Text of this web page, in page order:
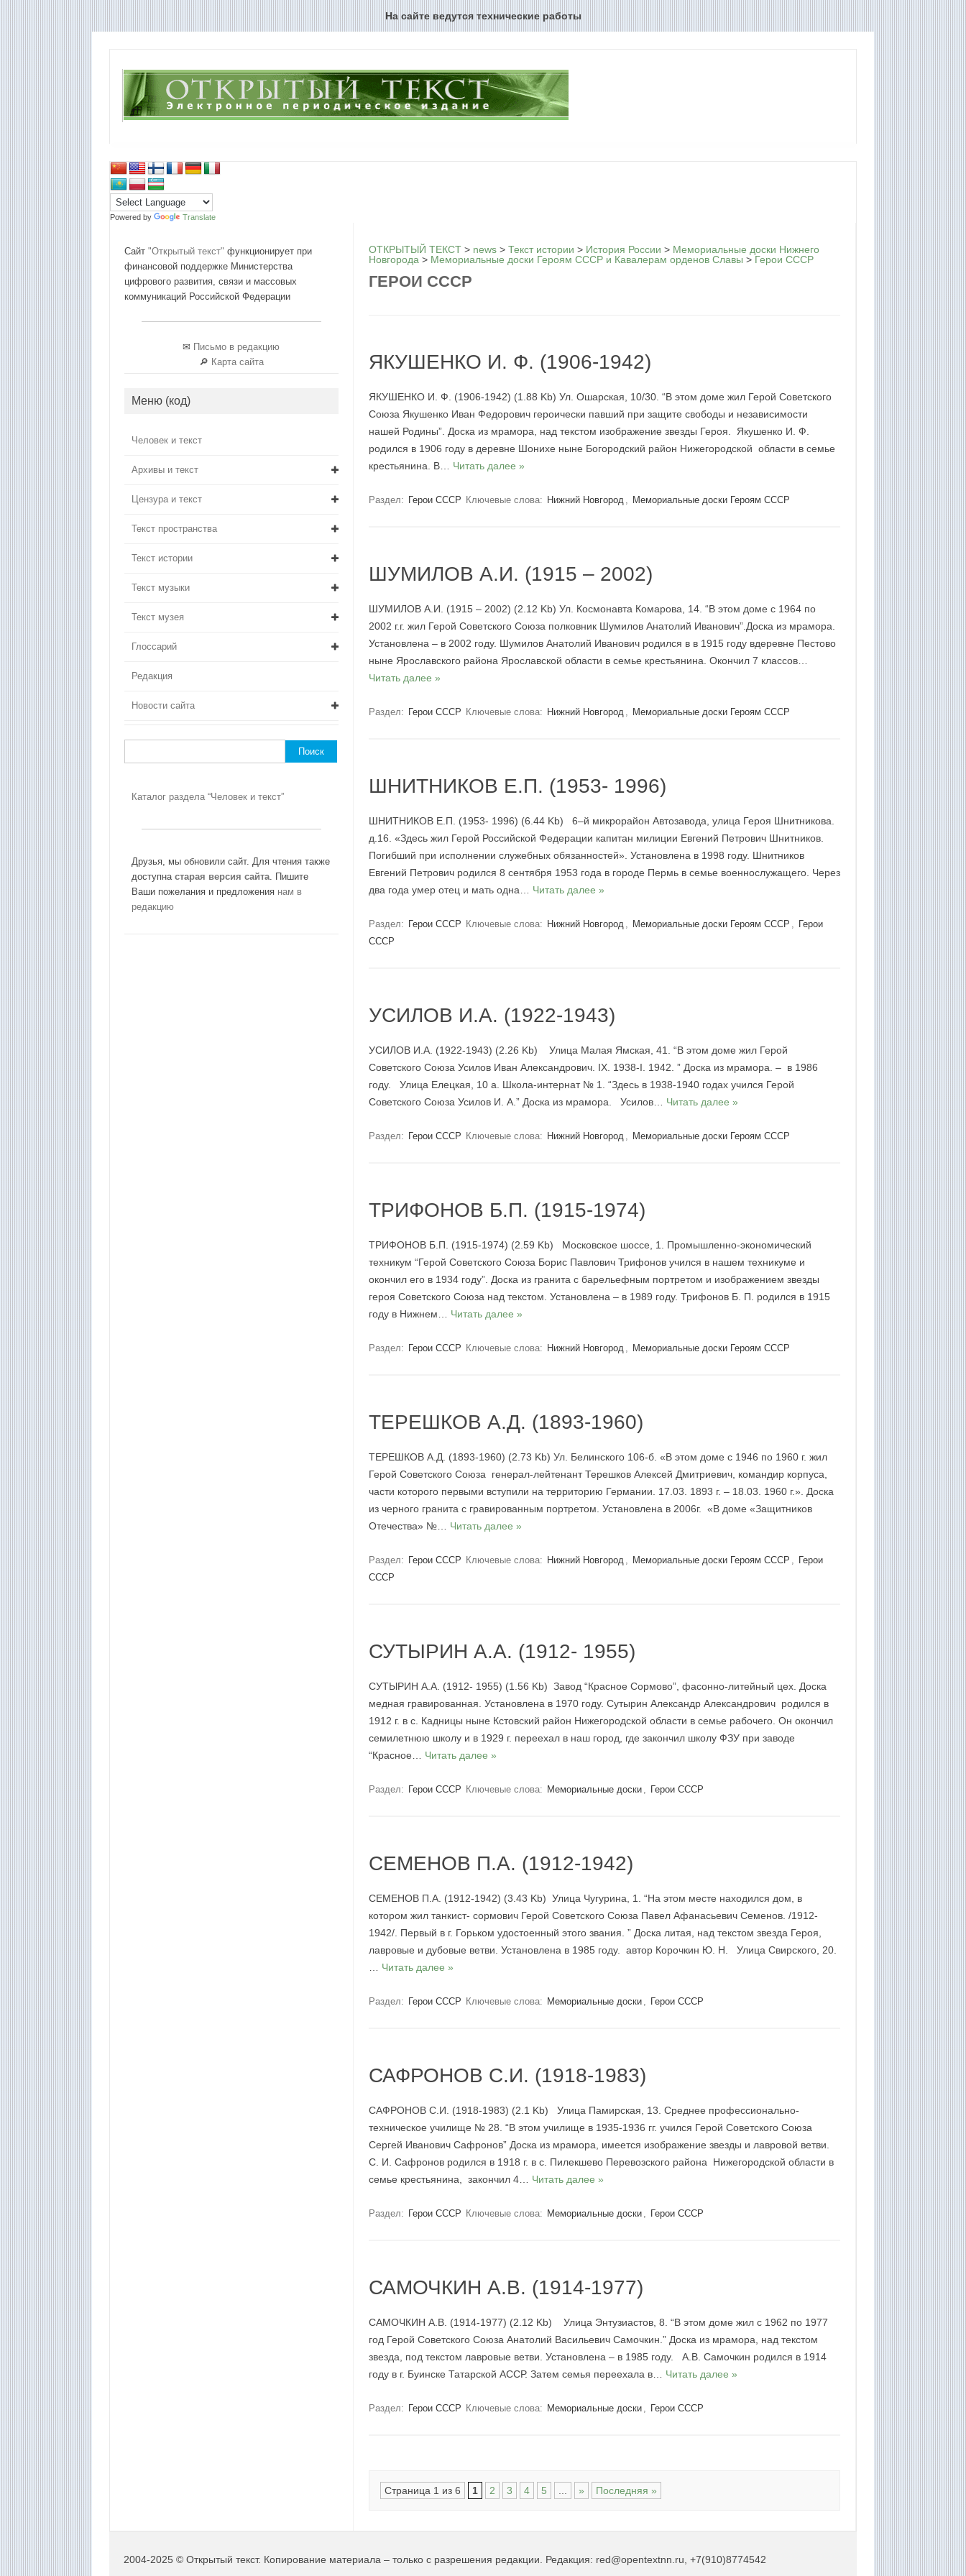
На сайте ведутся технические работы
Powered by Translate
ОТКРЫТЫЙ ТЕКСТ > news >Текст истории > История России > Мемориальные доски Нижнего
Новгорода > Мемориальные доски Героям СССР и Кавалерам орденов Славы > Герои СССР
ГЕРОИ СССР
ЯКУШЕНКО И. Ф. (1906-1942)
ЯКУШЕНКО И. Ф. (1906-1942) (1.88 Kb) Ул. Ошарская, 10/30. “В этом доме жил Герой Советского
Союза Якушенко Иван Федорович героически павший при защите свободы и независимости
нашей Родины”. Доска из мрамора, над текстом изображение звезды Героя. Якушенко И. Ф.
родился в 1906 году в деревне Шонихе ныне Богородский район Нижегородской области в семье
крестьянина. В… Читать далее »
Раздел: Герои СССР Ключевые слова: Нижний Новгород , Мемориальные доски Героям СССР
ШУМИЛОВ А.И. (1915 – 2002)
ШУМИЛОВ А.И. (1915 – 2002) (2.12 Kb) Ул. Космонавта Комарова, 14. “В этом доме с 1964 по
2002 г.г. жил Герой Советского Союза полковник Шумилов Анатолий Иванович”.Доска из мрамора.
Установлена – в 2002 году. Шумилов Анатолий Иванович родился в в 1915 году вдеревне Пестово
ныне Ярославского района Ярославской области в семье крестьянина. Окончил 7 классов…
Читать далее »
Раздел: Герои СССР Ключевые слова: Нижний Новгород , Мемориальные доски Героям СССР
ШНИТНИКОВ Е.П. (1953- 1996)
ШНИТНИКОВ Е.П. (1953- 1996) (6.44 Kb) 6–й микрорайон Автозавода, улица Героя Шнитникова.
д.16. «Здесь жил Герой Российской Федерации капитан милиции Евгений Петрович Шнитников.
Погибший при исполнении служебных обязанностей». Установлена в 1998 году. Шнитников
Евгений Петрович родился 8 сентября 1953 года в городе Пермь в семье военнослужащего. Через
два года умер отец и мать одна… Читать далее »
Раздел: Герои СССР Ключевые слова: Нижний Новгород , Мемориальные доски Героям СССР , Герои
СССР
УСИЛОВ И.А. (1922-1943)
УСИЛОВ И.А. (1922-1943) (2.26 Kb) Улица Малая Ямская, 41. “В этом доме жил Герой
Советского Союза Усилов Иван Александрович. IX. 1938-I. 1942. ” Доска из мрамора. – в 1986
году. Улица Елецкая, 10 а. Школа-интернат № 1. “Здесь в 1938-1940 годах учился Герой
Советского Союза Усилов И. А.” Доска из мрамора. Усилов… Читать далее »
Раздел: Герои СССР Ключевые слова: Нижний Новгород , Мемориальные доски Героям СССР
ТРИФОНОВ Б.П. (1915-1974)
ТРИФОНОВ Б.П. (1915-1974) (2.59 Kb) Московское шоссе, 1. Промышленно-экономический
техникум “Герой Советского Союза Борис Павлович Трифонов учился в нашем техникуме и
окончил его в 1934 году”. Доска из гранита с барельефным портретом и изображением звезды
героя Советского Союза над текстом. Установлена – в 1989 году. Трифонов Б. П. родился в 1915
году в Нижнем… Читать далее »
Раздел: Герои СССР Ключевые слова: Нижний Новгород , Мемориальные доски Героям СССР
ТЕРЕШКОВ А.Д. (1893-1960)
ТЕРЕШКОВ А.Д. (1893-1960) (2.73 Kb) Ул. Белинского 106-б. «В этом доме с 1946 по 1960 г. жил
Герой Советского Союза генерал-лейтенант Терешков Алексей Дмитриевич, командир корпуса,
части которого первыми вступили на территорию Германии. 17.03. 1893 г. – 18.03. 1960 г.». Доска
из черного гранита с гравированным портретом. Установлена в 2006г. «В доме «Защитников
Отечества» №… Читать далее »
Раздел: Герои СССР Ключевые слова: Нижний Новгород , Мемориальные доски Героям СССР , Герои
СССР
СУТЫРИН А.А. (1912- 1955)
СУТЫРИН А.А. (1912- 1955) (1.56 Kb) Завод “Красное Сормово”, фасонно-литейный цех. Доска
медная гравированная. Установлена в 1970 году. Сутырин Александр Александрович родился в
1912 г. в с. Кадницы ныне Кстовский район Нижегородской области в семье рабочего. Он окончил
семилетнюю школу и в 1929 г. переехал в наш город, где закончил школу ФЗУ при заводе
“Красное… Читать далее »
Раздел: Герои СССР Ключевые слова: Мемориальные доски , Герои СССР
СЕМЕНОВ П.А. (1912-1942)
СЕМЕНОВ П.А. (1912-1942) (3.43 Kb) Улица Чугурина, 1. “На этом месте находился дом, в
котором жил танкист- сормович Герой Советского Союза Павел Афанасьевич Семенов. /1912-
1942/. Первый в г. Горьком удостоенный этого звания. ” Доска литая, над текстом звезда Героя,
лавровые и дубовые ветви. Установлена в 1985 году. автор Корочкин Ю. Н. Улица Свирского, 20.
Читать далее »
Раздел: Герои СССР Ключевые слова: Мемориальные доски , Герои СССР
САФРОНОВ С.И. (1918-1983)
САФРОНОВ С.И. (1918-1983) (2.1 Kb) Улица Памирская, 13. Среднее профессионально-
техническое училище № 28. “В этом училище в 1935-1936 гг. учился Герой Советского Союза
Сергей Иванович Сафронов” Доска из мрамора, имеется изображение звезды и лавровой ветви.
С. И. Сафронов родился в 1918 г. в с. Пилекшево Перевозского района Нижегородской области в
семье крестьянина, закончил 4… Читать далее »
Раздел: Герои СССР Ключевые слова: Мемориальные доски , Герои СССР
САМОЧКИН А.В. (1914-1977)
САМОЧКИН А.В. (1914-1977) (2.12 Kb) Улица Энтузиастов, 8. “В этом доме жил с 1962 по 1977
год Герой Советского Союза Анатолий Васильевич Самочкин.” Доска из мрамора, над текстом
звезда, под текстом лавровые ветви. Установлена – в 1985 году. А.В. Самочкин родился в 1914
году в г. Буинске Татарской АССР. Затем семья переехала в… Читать далее »
Раздел: Герои СССР Ключевые слова: Мемориальные доски , Герои СССР
Навигация по записям
Страница 1 из 6 1 2 3 4 5 ... » Последняя »
Сайт "Открытый текст" функционирует при
финансовой поддержке Министерства
цифрового развития, связи и массовых
коммуникаций Российской Федерации
✉ Письмо в редакцию
🔎 Карта сайта
Меню (код)
Человек и текст
Архивы и текст
Цензура и текст
Текст пространства
Текст истории
Текст музыки
Текст музея
Глоссарий
Редакция
Новости сайта
Каталог раздела “Человек и текст”
Друзья, мы обновили сайт. Для чтения также
доступна старая версия сайта. Пишите
Ваши пожелания и предложения нам в
редакцию
2004-2025 © Открытый текст. Копирование материала – только с разрешения редакции. Редакция: red@opentextnn.ru, +7(910)8774542